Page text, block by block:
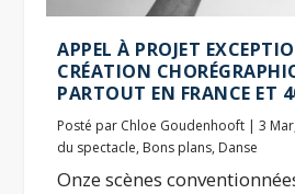
APPEL À PROJET
CRÉATION
PARTOUT EN FRANCE ET
Posté par Chloe Goudenhooft |3
du spectacle, Bons plans, Danse
Onze scènes